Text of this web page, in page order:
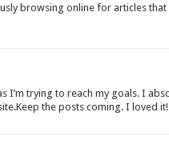
browsing online for articles
I’m trying to reach my goals. I
the posts coming. I loved it!